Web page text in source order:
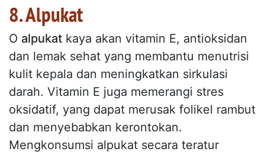
8. Alpukat
O alpukat kaya akan vitamin E, antioksidan
dan lemak sehat yang membantu menutrisi
kulit kepala dan meningkatkan sirkulasi
darah. Vitamin E juga memerangi stres
oksidatif, yang dapat merusak folikel rambut
dan menyebabkan kerontokan.
Mengkonsumsi alpukat secara teratur